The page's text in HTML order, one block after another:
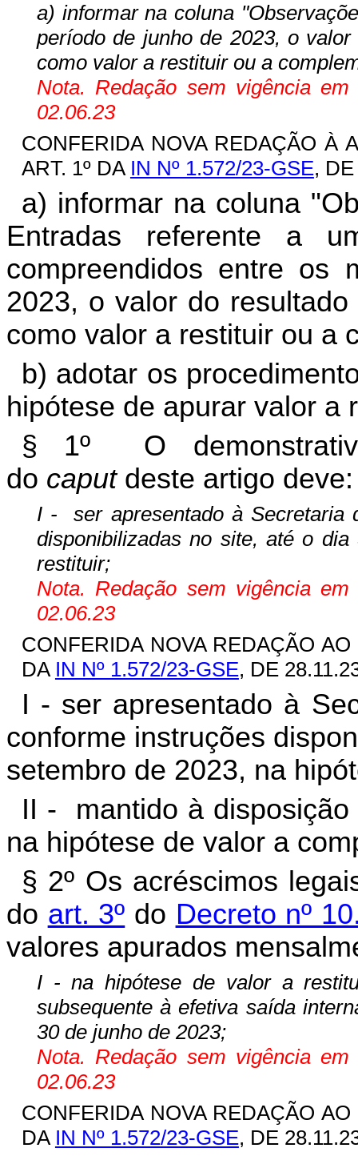
a) informar na coluna
período de junho de 2023, o
como valor a restituir ou a
Nota. Redação sem vigência
02.06.23
CONFERIDA NOVA REDAÇÃO À
ART. 1º DA IN Nº 1.572/23-GSE,
a) informar na coluna
Entradas referente a
compreendidos entre os
2023, o valor do
como valor a restituir ou a
b) adotar os
hipótese de apurar valor a
§ 1º O
do caput deste artigo deve:
I - ser apresentado à Secretaria
disponibilizadas no site, até o
restituir;
Nota. Redação sem vigência
02.06.23
CONFERIDA NOVA REDAÇÃO
DA IN Nº 1.572/23-GSE, DE
I - ser apresentado à
conforme instruções
setembro de 2023, na
II - mantido à
na hipótese de valor a
§ 2º Os acréscimos
do art. 3º do Decreto nº
valores apurados
I - na hipótese de valor a
subsequente à efetiva saída
30 de junho de 2023;
Nota. Redação sem vigência
02.06.23
CONFERIDA NOVA REDAÇÃO
DA IN Nº 1.572/23-GSE, DE